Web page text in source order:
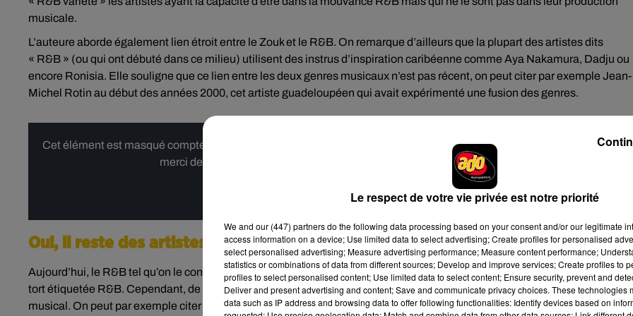
musicale.
L’auteure aborde également lien étroit entre le Zouk et le R&B. On remarque d’ailleurs que la plupart des artistes dits
« R&B » (ou qui ont débuté dans ce milieu) utilisent des instrus d’inspiration caribéenne comme Aya Nakamura, Dadju ou
encore Ronisia. Elle souligne que ce lien entre les deux genres musicaux n’est pas récent, on peut citer par exemple Jean-
Michel Rotin au début des années 2000, cet artiste guadeloupéen qui avait expérimenté une fusion des genres.
Cet élément est masqué compte-tenu du refus du dépôt de cookies que vous avez exprimé. Si vous souhaitez l'afficher,
merci de nous donner votre accord en cliquant sur le bouton ci-dessous.
Afficher l'élément
Oui, il reste des artistes fidèles au R&B !
Aujourd’hui, le R&B tel qu’on le connait est devenu un plus underground, se faisant dépasser par la Pop Urbaine, parfois à
tort étiquetée R&B. Cependant, de nouveaux artistes tentent de reprendre le flambeau et de faire prospérer ce genre
musical. On peut par exemple citer Tayc, qui au début de sa carrière faisait des sons essentiellement R&B avant de se
Le respect de votre vie privée est notre priorité
We and our (447) partnersdo the following data processing based on your consent and/or our legitimate
access information on a device; Use limited data to select advertising; Create profiles for personalised
select personalised advertising; Measure advertising performance; Measure content performance;
statistics or combinations of data from different sources; Develop and improve services; Create profiles to
profiles to select personalised content; Use limited data to select content; Ensure security, prevent and
Deliver and present advertising and content; Save and communicate privacy choices. These technologies
data such as IP address and browsing data to offer following functionalities: Identify devices based on